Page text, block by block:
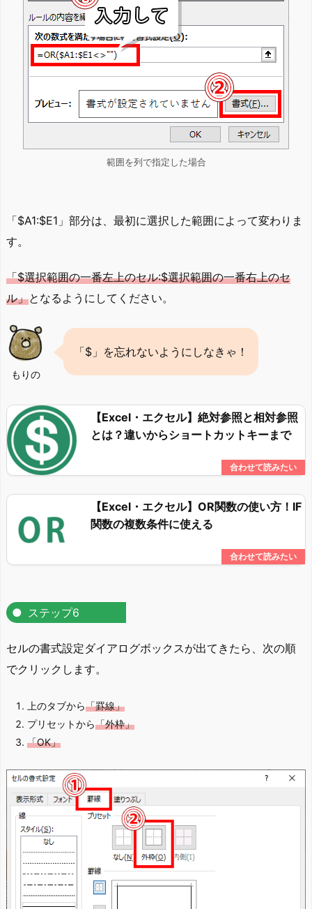
範囲を列で指定した場合
「$A1:$E1」部分は、最初に選択した範囲によって変わりま
す。
「$選択範囲の一番左上のセル:$選択範囲の一番右上のセ
ル」となるようにしてください。
もりの
「$」を忘れないようにしなきゃ！
【Excel・エクセル】絶対参照と相対参照
とは？違いからショートカットキーまで
【Excel・エクセル】OR関数の使い方！IF
関数の複数条件に使える
ステップ6
セルの書式設定ダイアログボックスが出てきたら、次の順
でクリックします。
上のタブから「罫線」
プリセットから「外枠」
「OK」